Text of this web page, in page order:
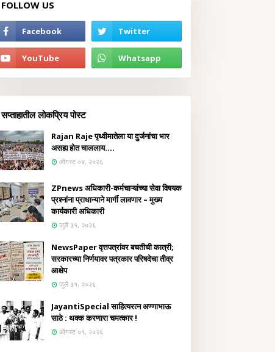
FOLLOW US
सप्ताहातील लोकप्रिय पोस्ट
Rajan Raje पृथ्वीमातेला या दुर्जनांचा भार
असह्य होत चाललाय....
ऑगस्ट ०४, २०२६
ZPnews अधिकारी-कर्मचाऱ्यांच्या सेवा विषयक
प्रश्नांना प्राधान्याने मार्गी लावणार – मुख्य
कार्यकारी अधिकारी
जुलै ३१, २०२६
NewsPaper वृत्तपत्रांवर बचतीची कात्री;
सरकारच्या निर्णयावर पत्रकार परिषदेचा तीव्र
आक्षेप
जुलै ३१, २०२६
JayantiSpecial साहित्यरत्न अण्णाभाऊ
साठे : थक्क करणारा चमत्कार !
ऑगस्ट ०१, २०२६